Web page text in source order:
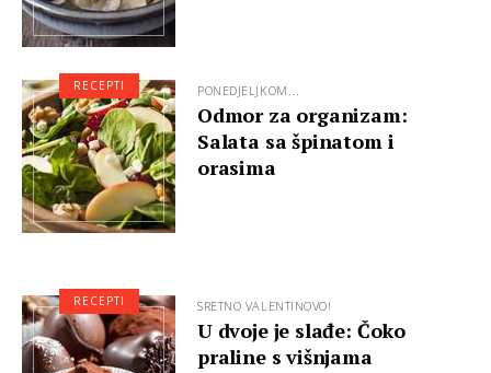
PONEDJELJKOM...
Odmor za organizam:
Salata sa špinatom i
orasima
RECEPTI
SRETNO VALENTINOVO!
U dvoje je slađe: Čoko
praline s višnjama
RECEPTI